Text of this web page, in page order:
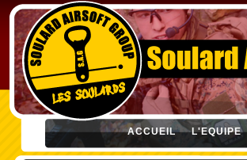
ACCUEIL L'EQUIPE